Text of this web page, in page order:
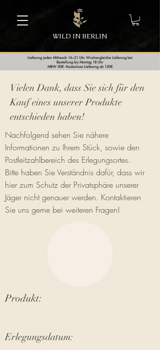
WILD IN BERLIN
Lieferung jeden Mittwoch 16–21 Uhr. Wochengleiche Lieferung bei
Bestellung bis Montag 18 Uhr
MBW 50€ - Kostenlose Lieferung ab 120€
Vielen Dank, dass Sie sich für den
Kauf eines unserer Produkte
entschieden haben!
Nachfolgend sehen Sie nähere
Informationen zu Ihrem Stück, sowie den
Postleitzahlbereich des Erlegungsortes.
Bitte haben Sie Verständnis dafür, dass wir
hier zum Schutz der Privatsphäre unserer
Jäger nicht genauer werden. Kontaktieren
Sie uns gerne bei weiteren Fragen!
Produkt:
Erlegungsdatum: